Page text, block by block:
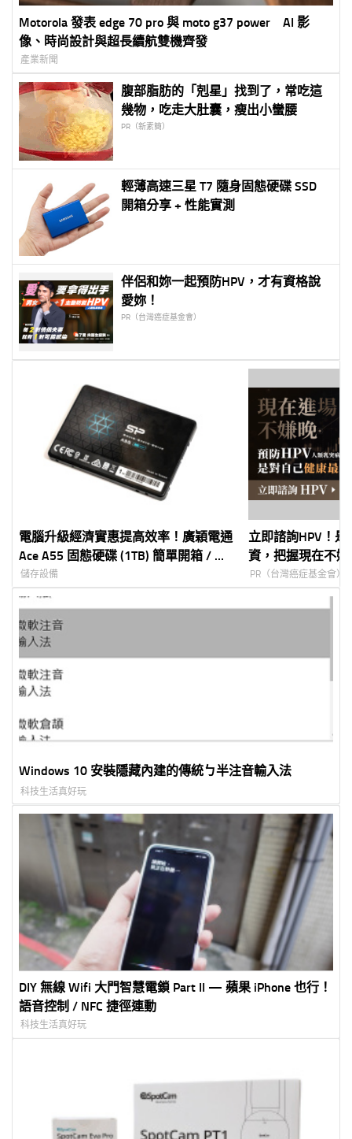
Motorola 發表 edge 70 pro 與 moto g37 power AI 影
像、時尚設計與超長續航雙機齊發
產業新聞
腹部脂肪的「剋星」找到了，常吃這
幾物，吃走大肚囊，瘦出小蠻腰
PR（新素簡）
輕薄高速三星 T7 隨身固態硬碟 SSD
開箱分享 + 性能實測
伴侶和妳一起預防HPV，才有資格說
愛妳！
PR（台灣癌症基金會）
電腦升級經濟實惠提高效率！廣穎電通
Ace A55 固態硬碟 (1TB) 簡單開箱 / 測
速
儲存設備
立即諮詢HPV！
資，把握現在不嫌
PR（台灣癌症基金會）
Windows 10 安裝隱藏內建的傳統ㄅ半注音輸入法
科技生活真好玩
DIY 無線 Wifi 大門智慧電鎖 Part II — 蘋果 iPhone 也行！
語音控制 / NFC 捷徑連動
科技生活真好玩